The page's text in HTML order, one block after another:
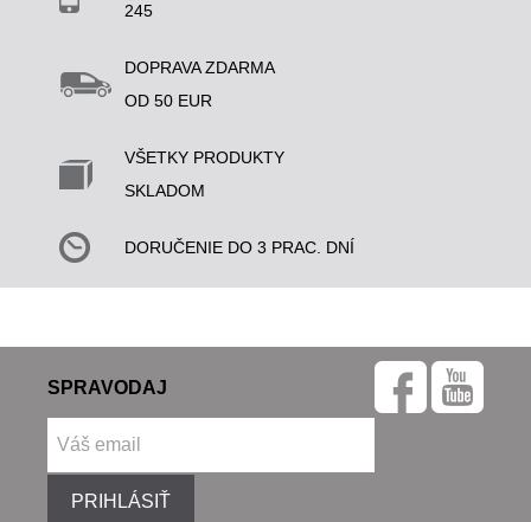
245
DOPRAVA ZDARMA
OD 50 EUR
VŠETKY PRODUKTY
SKLADOM
DORUČENIE DO 3 PRAC. DNÍ
SPRAVODAJ
PRIHLÁSIŤ